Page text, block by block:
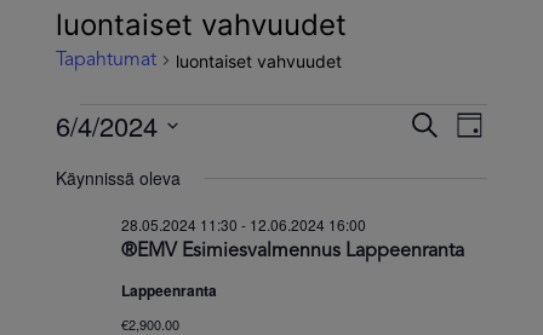
luontaiset vahvuudet
Tapahtumat luontaiset vahvuudet
Tapahtumat
for
04.06.2024
aja
Etsi Päivä
6/4/2024
päivä.
Käynnissä oleva
®EMV Esimiesvalmennus Lappeenranta
28.05.2024 11:30 - 12.06.2024 16:00
Lappeenranta
€2,900.00